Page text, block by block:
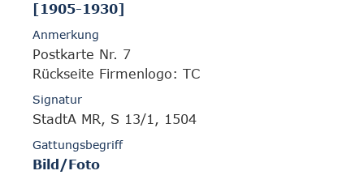
[1905-1930]
Anmerkung
Postkarte Nr. 7
Rückseite Firmenlogo: TC
Signatur
StadtA MR, S 13/1, 1504
Gattungsbegriff
Bild/Foto